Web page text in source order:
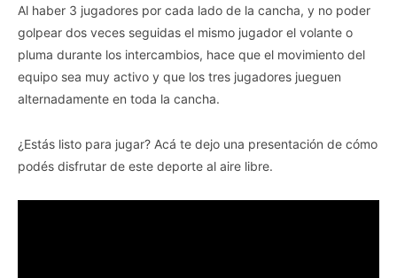
Al haber 3 jugadores por cada lado de la cancha, y no poder
golpear dos veces seguidas el mismo jugador el volante o
pluma durante los intercambios, hace que el movimiento del
equipo sea muy activo y que los tres jugadores jueguen
alternadamente en toda la cancha.
¿Estás listo para jugar? Acá te dejo una presentación de cómo
podés disfrutar de este deporte al aire libre.